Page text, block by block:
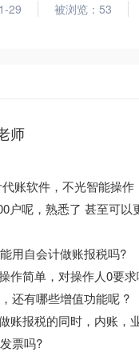
29 被浏览：53
师
账软件，不光智能操
户呢，熟悉了 甚至可以
用自会计做账报税吗?
作简单，对操作人0要
还有哪些增值功能呢 ?
账报税的同时，内账，
票吗?